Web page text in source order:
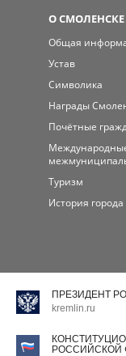
О СМОЛЕНСКЕ
Общая
Устав
Символика
Награды
Почётные
Туризм
История города
ПРЕЗИДЕНТ
kremlin.ru
РОССИЙСКОЙ